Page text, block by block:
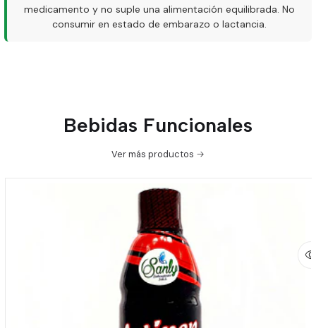
medicamento y no suple una alimentación equilibrada. No
consumir en estado de embarazo o lactancia.
Bebidas Funcionales
Ver más productos